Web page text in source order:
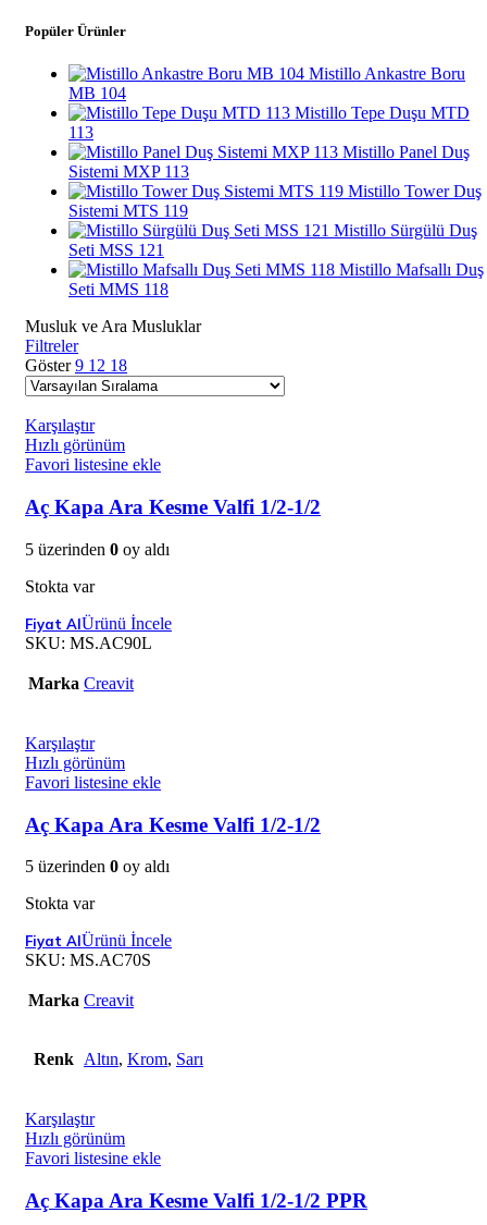
Popüler Ürünler
Mistillo Ankastre Boru
MB 104
Mistillo Tepe Duşu MTD
113
Mistillo Panel Duş
Sistemi MXP 113
Mistillo Tower Duş
Sistemi MTS 119
Mistillo Sürgülü Duş
Seti MSS 121
Mistillo Mafsallı Duş
Seti MMS 118
Musluk ve Ara Musluklar
Filtreler
Göster9 12 18
Karşılaştır
Hızlı görünüm
Favori listesine ekle
Aç Kapa Ara Kesme Valfi 1/2-1/2
5 üzerinden 0 oy aldı
Stokta var
Ürünü İncele
SKU: MS.AC90L
Marka Creavit
Karşılaştır
Hızlı görünüm
Favori listesine ekle
Aç Kapa Ara Kesme Valfi 1/2-1/2
5 üzerinden 0 oy aldı
Stokta var
Ürünü İncele
SKU: MS.AC70S
Marka Creavit
Renk Altın, Krom, Sarı
Karşılaştır
Hızlı görünüm
Favori listesine ekle
Aç Kapa Ara Kesme Valfi 1/2-1/2 PPR